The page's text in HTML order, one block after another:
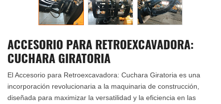
ACCESORIO PARA RETROEXCAVADORA:
CUCHARA GIRATORIA
El Accesorio para Retroexcavadora: Cuchara Giratoria es una
incorporación revolucionaria a la maquinaria de construcción,
diseñada para maximizar la versatilidad y la eficiencia en las